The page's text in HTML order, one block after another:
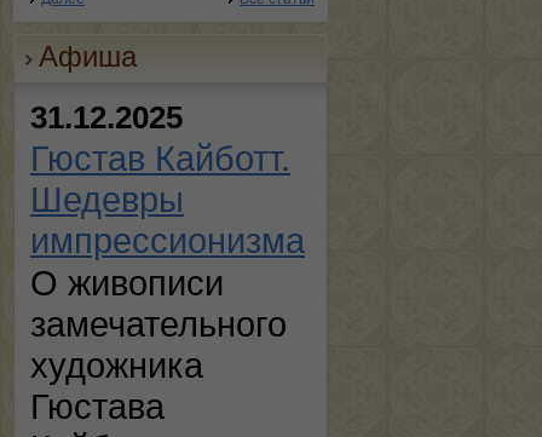
Афиша
31.12.2025
Гюстав Кайботт.
Шедевры
импрессионизма
О живописи
замечательного
художника
Гюстава